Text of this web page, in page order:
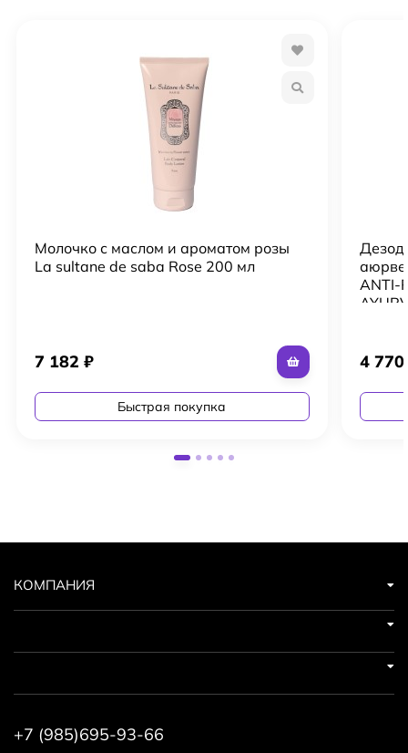
Молочко с маслом и ароматом розы
La sultane de saba Rose 200 мл
7 182₽
Быстрая покупка
ANTI-
4 770
КОМПАНИЯ
+7 (985)695-93-66